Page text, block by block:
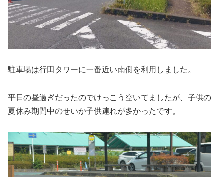
駐車場は行田タワーに一番近い南側を利用しました。
平日の昼過ぎだったのでけっこう空いてましたが、子供の
夏休み期間中のせいか子供連れが多かったです。